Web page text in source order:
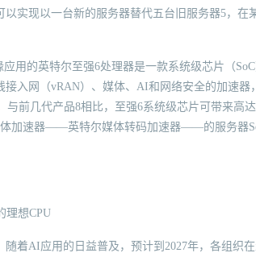
以实现以一台新的服务器替代五台旧服务器5，
应用的英特尔至强6处理器是一款系统级芯片（
接入网（vRAN）、媒体、AI和网络安全的加速
与前几代产品8相比，至强6系统级芯片可带来高
加速器——英特尔媒体转码加速器——的服务器
理想CPU
随着AI应用的日益普及，预计到2027年，各组织